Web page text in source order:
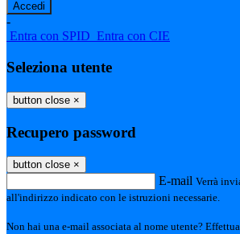
-
Entra con SPID Entra con CIE
Seleziona utente
button close ×
Recupero password
button close ×
E-mail Verrà
all'indirizzo indicato con le istruzioni necessarie.
Non hai una e-mail associata al nome utente?